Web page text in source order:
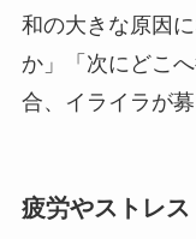
和の大きな原因
か」「次にどこ
合、イライラが
疲労やストレス